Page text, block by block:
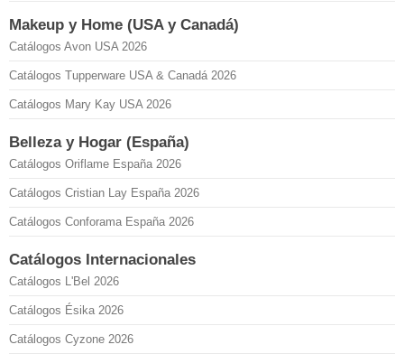
Makeup y Home (USA y Canadá)
Catálogos Avon USA 2026
Catálogos Tupperware USA & Canadá 2026
Catálogos Mary Kay USA 2026
Belleza y Hogar (España)
Catálogos Oriflame España 2026
Catálogos Cristian Lay España 2026
Catálogos Conforama España 2026
Catálogos Internacionales
Catálogos L'Bel 2026
Catálogos Ésika 2026
Catálogos Cyzone 2026